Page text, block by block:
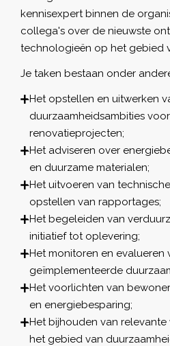
kennisexpert binnen de
collega's over de nieuwste
technologieën op het gebied
Je taken bestaan onder
Het opstellen en uitwerken
duurzaamheidsambities
renovatieprojecten;
Het adviseren over
en duurzame materialen;
Het uitvoeren van
opstellen van rapportages;
Het begeleiden van
initiatief tot oplevering;
Het monitoren en evalueren
geïmplementeerde
Het voorlichten van
en energiebesparing;
Het bijhouden van
het gebied van